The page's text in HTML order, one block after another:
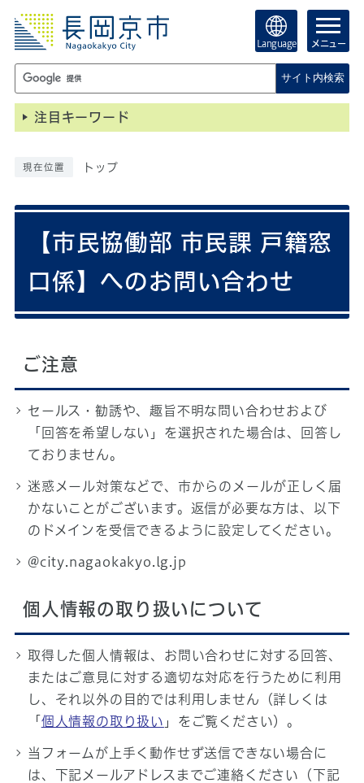
Language メニュー
サイト内検索
注目キーワード
現在位置 トップ
【市民協働部 市民課 戸籍窓
口係】へのお問い合わせ
ご注意
セールス・勧誘や、趣旨不明な問い合わせおよび
「回答を希望しない」を選択された場合は、回答し
ておりません。
迷惑メール対策などで、市からのメールが正しく届
かないことがございます。返信が必要な方は、以下
のドメインを受信できるように設定してください。
@city.nagaokakyo.lg.jp
個人情報の取り扱いについて
取得した個人情報は、お問い合わせに対する回答、
またはご意見に対する適切な対応を行うために利用
し、それ以外の目的では利用しません（詳しくは
「 個人情報の取り扱い 」をご覧ください）。
当フォームが上手く動作せず送信できない場合に
は、下記メールアドレスまでご連絡ください（下記